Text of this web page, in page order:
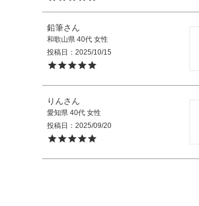
鉛筆
和歌山県 40代 女性
投稿日
2025/10/15
りん
愛知県 40代 女性
投稿日
2025/09/20